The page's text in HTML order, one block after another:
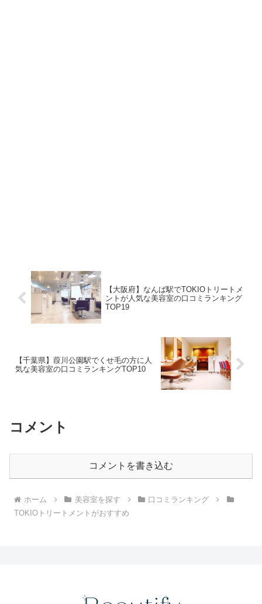
【大阪府】なんば駅でTOKIOトリートメ
ントが人気な美容室の口コミランキング
TOP19
【千葉県】葭川公園駅でくせ毛の方に人
気な美容室の口コミランキングTOP10
コメント
コメントを書き込む
ホーム 美容室を探す
口コミランキング
TOKIOトリートメントがおすすめ